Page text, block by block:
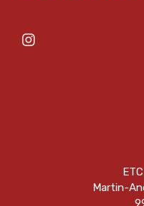
Martin-